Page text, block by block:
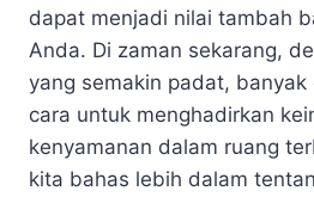
dapat menjadi nilai tambah
Anda. Di zaman sekarang,
yang semakin padat, banyak
cara untuk menghadirkan
kenyamanan dalam ruang
kita bahas lebih dalam